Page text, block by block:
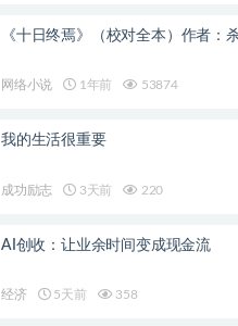
《十日终焉》（校对全本）作者：
网络小说 1年前 53874
我的生活很重要
成功励志 3天前 220
AI创收：让业余时间变成现金流
经济 5天前 358